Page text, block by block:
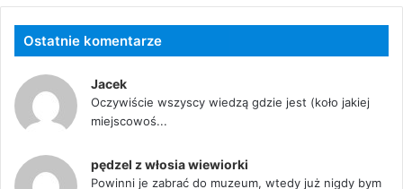
Ostatnie komentarze
Jacek
Oczywiście wszyscy wiedzą gdzie jest (koło jakiej
miejscowoś...
pędzel z włosia wiewiorki
Powinni je zabrać do muzeum, wtedy już nigdy bym